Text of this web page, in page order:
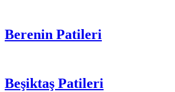
Berenin Patileri
Beşiktaş Patileri